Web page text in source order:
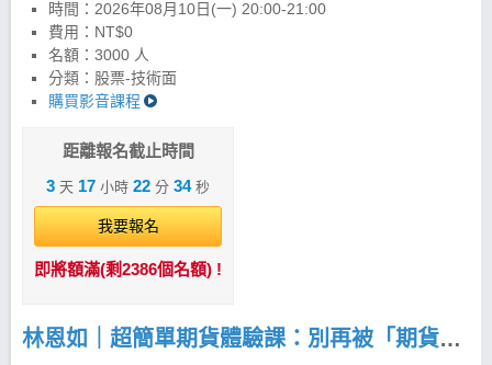
2026 年，已累積舉辦超過 450 場投資講座，陪伴超過
15,000 名學員學習成長，逐步建立正確的投資觀念與
交易邏輯。透過趨勢操作與超簡單投資法，曾掌握個
股最高 19 倍的獲利機會，學員對帳單與獲利見證更是
單、更有紀律的方法，看懂市場、掌握趨勢。 2條均
為輔，搭配四大法寶的完整運用，就是最務實簡單的
投資方法。按照紀律操作，投資人依策略可以把風險
控制在最小化。交易商品舉凡台股、期貨、美股、海
法」投資全世界，抓緊趨勢賺進波段財。 飆股女王：
(APP) 4.強棒旺旺來(APP/PC) 林恩如｜強棒旺旺來
時間： 2026年08月10日(一) 20:00-21:00
費用：NT$0
名額：3000 人
分類：股票-技術面
購買影音課程
距離報名截止時間
3 天 17 小時 22 分 34秒
我要報名
即將額滿(剩2386個名額) !
林恩如｜超簡單期貨體驗課：別再被「期貨很危險」限制你的獲利！